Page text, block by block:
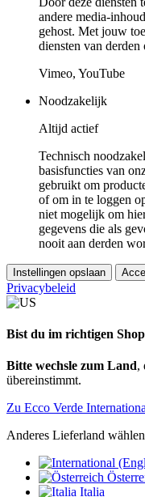
andere media-
gehost. Met jouw
diensten van derden
Vimeo, YouTube
Noodzakelijk
Altijd actief
Technisch
basisfuncties van
gebruikt om
of om in te loggen
niet mogelijk om
gegevens die als
nooit aan derden
Instellingen opslaan
Privacybeleid
Bist du im richtigen
Bitte wechsle zum Land,
übereinstimmt.
Zu Ecco Verde
Anderes Lieferland wählen
Italia